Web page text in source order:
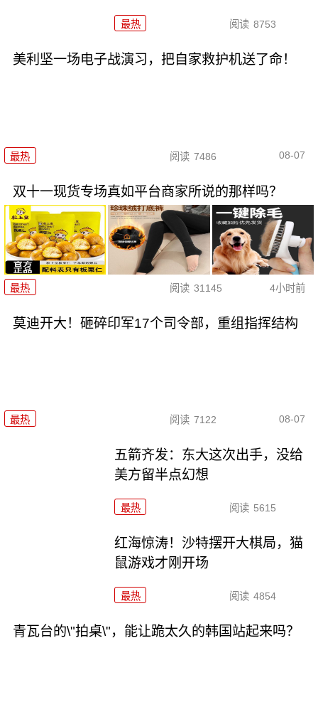
最热 阅读 8753
美利坚一场电子战演习，把自家救护机送了命！
最热 阅读 7486 08-07
双十一现货专场真如平台商家所说的那样吗？
最热 阅读 31145 4小时前
莫迪开大！砸碎印军17个司令部，重组指挥结构
最热 阅读 7122 08-07
五箭齐发：东大这次出手，没给
美方留半点幻想
最热 阅读 5615
红海惊涛！沙特摆开大棋局，猫
鼠游戏才刚开场
最热 阅读 4854
青瓦台的\"拍桌\"，能让跪太久的韩国站起来吗？